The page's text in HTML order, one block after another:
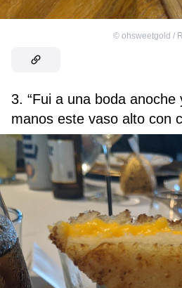
© ohsweetgold /
3. “Fui a una boda anoche
manos este vaso alto con